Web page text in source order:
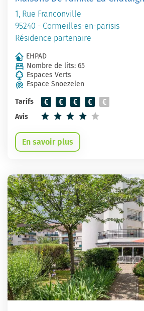
1, Rue Franconville
95240 - Cormeilles-en-parisis
Résidence partenaire
EHPAD
Nombre de lits: 65
Espaces Verts
Espace Snoezelen
Tarifs
Avis
En savoir plus